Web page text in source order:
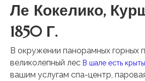
Ле Кокелико,
1850 Г.
В окружении панорамных горных
великолепный лес В шале есть
вашим услугам спа-центр,